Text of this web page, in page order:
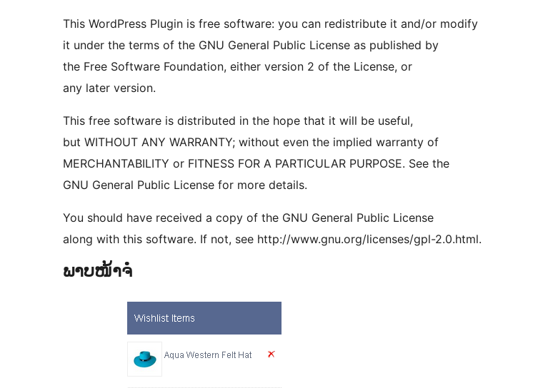
This WordPress Plugin is free software: you can redistribute it and/or modify
it under the terms of the GNU General Public License as published by
the Free Software Foundation, either version 2 of the License, or
any later version.
This free software is distributed in the hope that it will be useful,
but WITHOUT ANY WARRANTY; without even the implied warranty of
MERCHANTABILITY or FITNESS FOR A PARTICULAR PURPOSE. See the
GNU General Public License for more details.
You should have received a copy of the GNU General Public License
along with this software. If not, see http://www.gnu.org/licenses/gpl-2.0.html.
ພາບໜ້າຈໍ